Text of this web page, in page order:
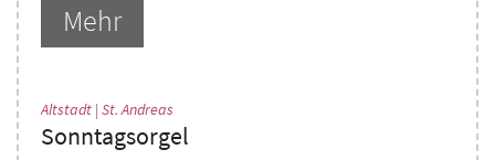
Mehr
Altstadt | St. Andreas
Sonntagsorgel